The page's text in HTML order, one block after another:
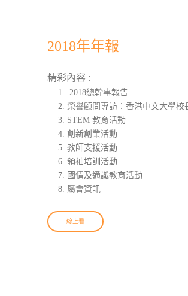
2018年年報
精彩內容 :
2018總幹事報告
榮譽顧問專訪：香港中文大學校
STEM 教育活動
創新創業活動
教師支援活動
領袖培訓活動
國情及通識教育活動
屬會資訊
線上看